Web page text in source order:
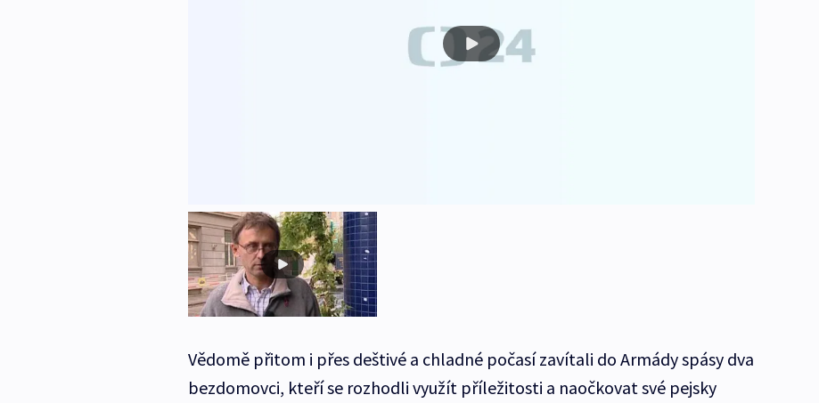
Vědomě přitom i přes deštivé a chladné počasí zavítali do Armády spásy dva
bezdomovci, kteří se rozhodli využít příležitosti a naočkovat své pejsky